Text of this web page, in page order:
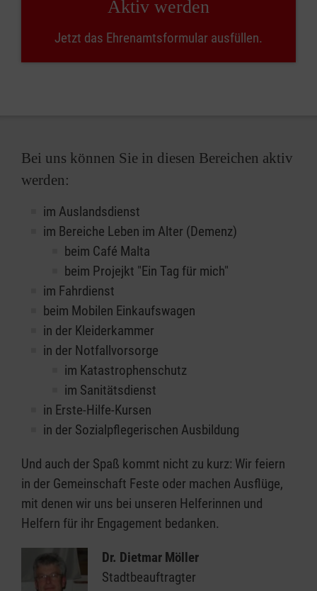
Aktiv werden
Jetzt das Ehrenamtsformular ausfüllen.
Bei uns können Sie in diesen Bereichen aktiv
werden:
im Auslandsdienst
im Bereiche Leben im Alter (Demenz)
beim Café Malta
beim Projejkt "Ein Tag für mich"
im Fahrdienst
beim Mobilen Einkaufswagen
in der Kleiderkammer
in der Notfallvorsorge
im Katastrophenschutz
im Sanitätsdienst
in Erste-Hilfe-Kursen
in der Sozialpflegerischen Ausbildung
Und auch der Spaß kommt nicht zu kurz: Wir feiern
in der Gemeinschaft Feste oder machen Ausflüge,
mit denen wir uns bei unseren Helferinnen und
Helfern für ihr Engagement bedanken.
Dr. Dietmar Möller
Stadtbeauftragter